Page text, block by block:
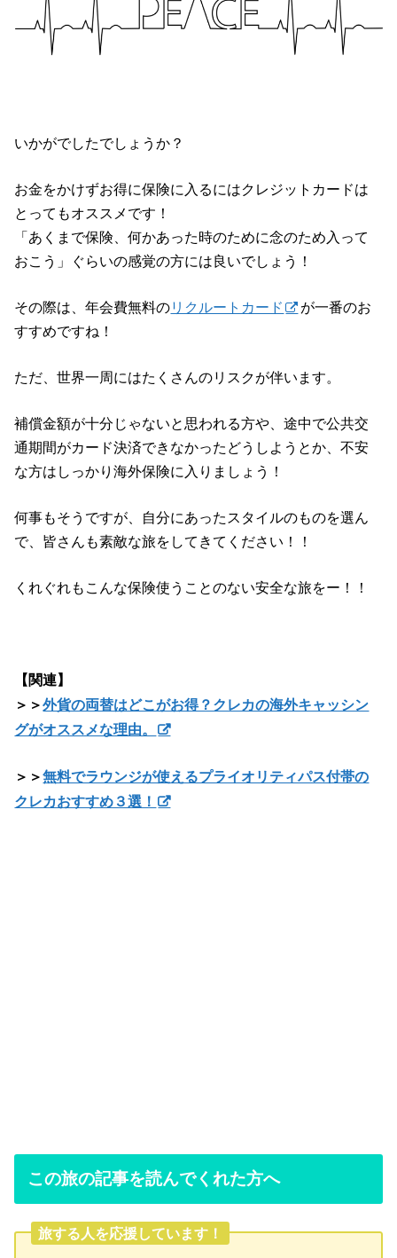
いかがでしたでしょうか？
お金をかけずお得に保険に入るにはクレジットカードは
とってもオススメです！
「あくまで保険、何かあった時のために念のため入って
おこう」ぐらいの感覚の方には良いでしょう！
その際は、年会費無料のリクルートカード
が一番のお
すすめですね！
ただ、世界一周にはたくさんのリスクが伴います。
補償金額が十分じゃないと思われる方や、途中で公共交
通期間がカード決済できなかったどうしようとか、不安
な方はしっかり海外保険に入りましょう！
何事もそうですが、自分にあったスタイルのものを選ん
で、皆さんも素敵な旅をしてきてください！！
くれぐれもこんな保険使うことのない安全な旅をー！！
【関連】
＞＞外貨の両替はどこがお得？クレカの海外キャッシン
グがオススメな理由。
＞＞無料でラウンジが使えるプライオリティパス付帯の
クレカおすすめ３選！
この旅の記事を読んでくれた方へ
旅する人を応援しています！